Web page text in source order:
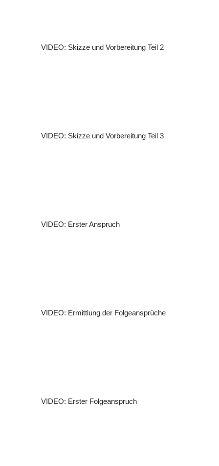
VIDEO: Skizze und Vorbereitung Teil 2
VIDEO: Skizze und Vorbereitung Teil 3
VIDEO: Erster Anspruch
VIDEO: Ermittlung der Folgeansprüche
VIDEO: Erster Folgeanspruch